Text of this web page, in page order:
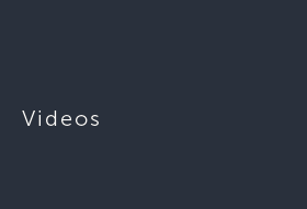
Videos